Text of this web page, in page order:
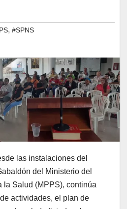
, #SPNS
las instalaciones del
del Ministerio del
la Salud (MPPS), continúa
actividades, el plan de